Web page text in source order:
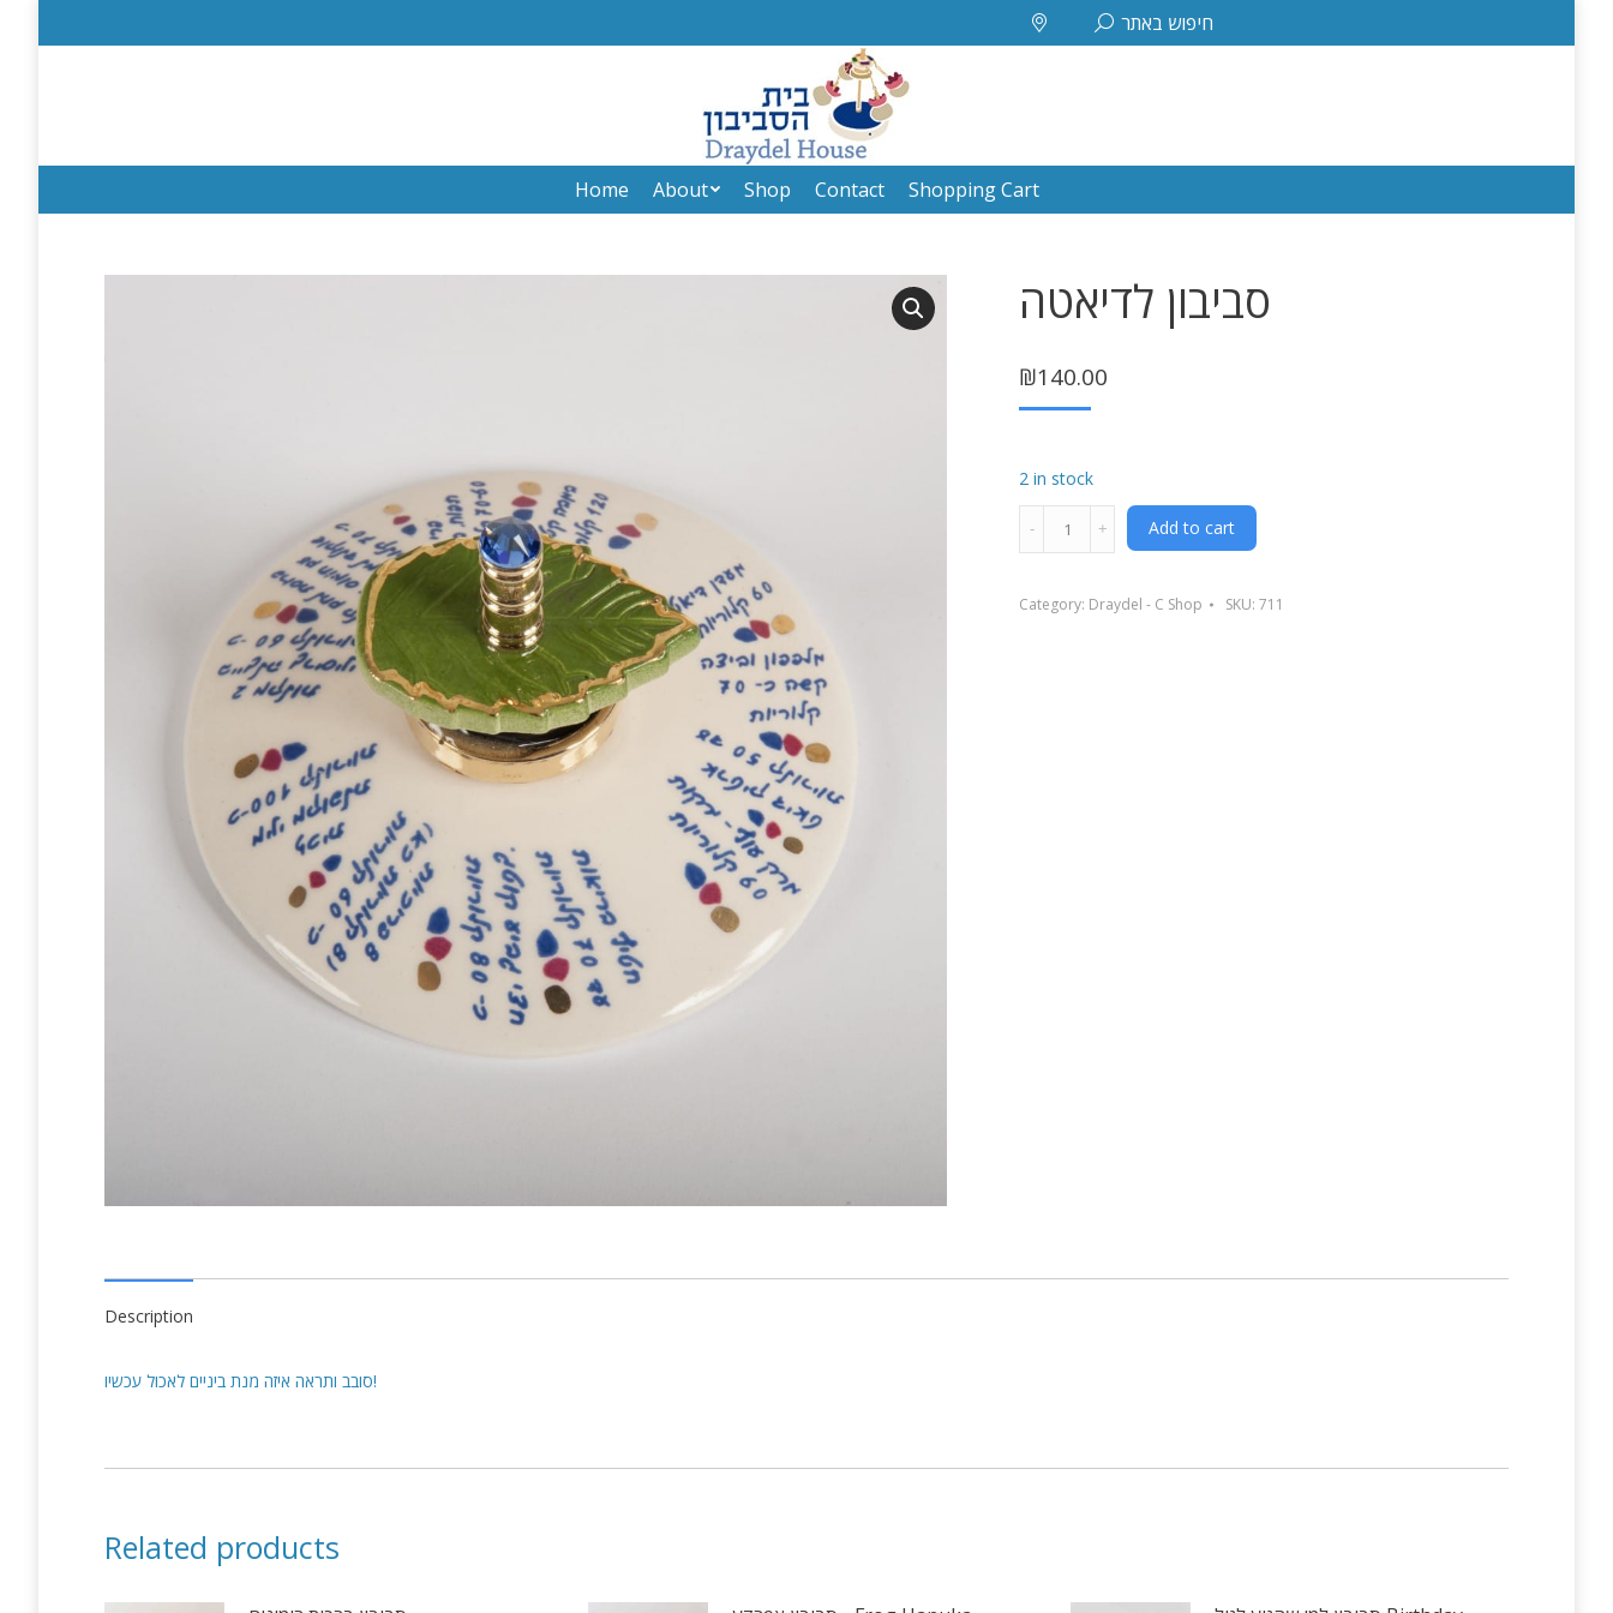
Search:
חיפוש באתר
Home About Shop Contact Shopping Cart
סביבון לדיאטה
₪140.00
2 in stock
לדיאטה
Add to cart
Category: Draydel - C Shop SKU: 711
Description
סובב ותראה איזה מנת ביניים לאכול עכשיו!
Related products
Contact